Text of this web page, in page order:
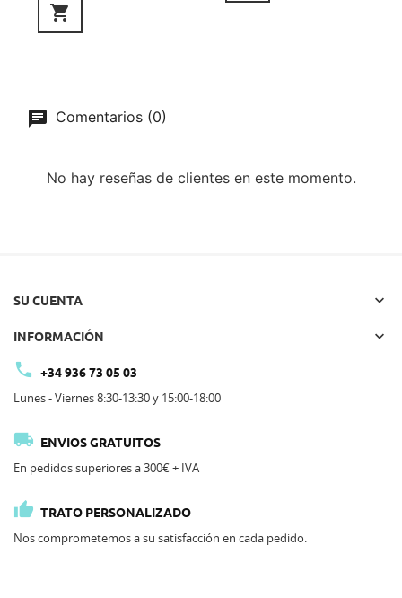

Comentarios (0)
No hay reseñas de clientes en este momento.
SU CUENTA 
INFORMACIÓN 
 +34 936 73 05 03
Lunes - Viernes 8:30-13:30 y 15:00-18:00
 ENVIOS GRATUITOS
En pedidos superiores a 300€ + IVA
 TRATO PERSONALIZADO
Nos comprometemos a su satisfacción en cada pedido.